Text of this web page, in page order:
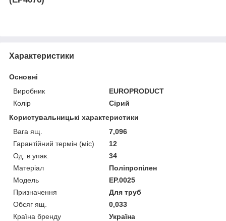
Характеристики
Основні
Виробник
EUROPRODUCT
Колір
Сірий
Користувальницькі характеристики
Вага ящ.
7,096
Гарантійний термін (міс)
12
Од. в упак.
34
Матеріал
Поліпропілен
Мoдель
EP.0025
Призначення
Для труб
Обсяг ящ.
0,033
Країна бренду
Україна